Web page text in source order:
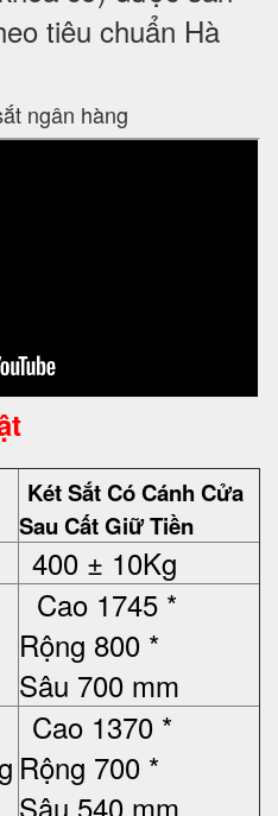
tiêu chuẩn Hà
ngân hàng
Két Sắt Có Cánh Cửa
Sau Cất Giữ Tiền
400 ± 10Kg
Cao 1745 *
Rộng 800 *
Sâu 700 mm
Cao 1370 *
Rộng 700 *
Sâu 540 mm